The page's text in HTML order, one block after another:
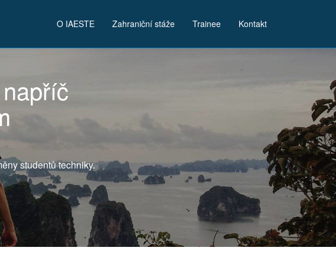
O IAESTE Zahraniční stáže Trainee Kontakt
studentů techniky.